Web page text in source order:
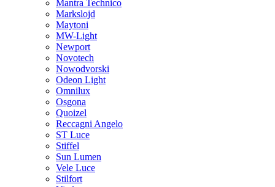
Mantra Technico
Markslojd
Maytoni
MW-Light
Newport
Novotech
Nowodvorski
Odeon Light
Omnilux
Osgona
Quoizel
Reccagni Angelo
ST Luce
Stiffel
Sun Lumen
Vele Luce
Stilfort